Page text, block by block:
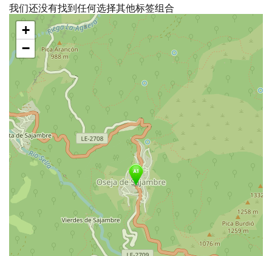
我们还没有找到任何选择其他标签组合
跳
地
图
+
−